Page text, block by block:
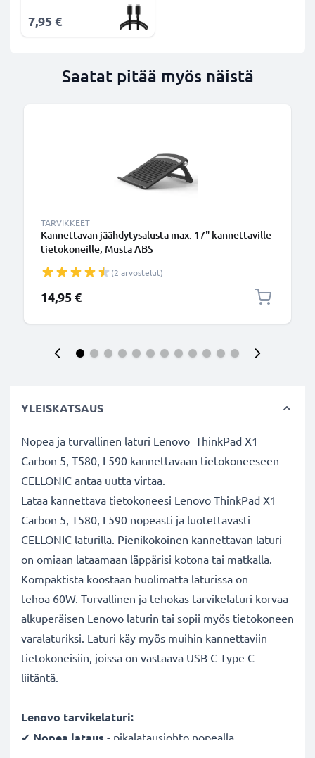
7,95 €
Saatat pitää myös näistä
TARVIKKEET
Kannettavan jäähdytysalusta max. 17" kannettaville
tietokoneille, Musta ABS
(2 arvostelut)
14,95 €
YLEISKATSAUS
Nopea ja turvallinen laturi Lenovo ThinkPad X1
Carbon 5, T580, L590 kannettavaan tietokoneeseen -
CELLONIC antaa uutta virtaa.
Lataa kannettava tietokoneesi Lenovo ThinkPad X1
Carbon 5, T580, L590 nopeasti ja luotettavasti
CELLONIC laturilla. Pienikokoinen kannettavan laturi
on omiaan lataamaan läppärisi kotona tai matkalla.
Kompaktista koostaan huolimatta laturissa on
tehoa 60W. Turvallinen ja tehokas tarvikelaturi korvaa
alkuperäisen Lenovo laturin tai sopii myös tietokoneen
varalaturiksi. Laturi käy myös muihin kannettaviin
tietokoneisiin, joissa on vastaava USB C Type C
liitäntä.
Lenovo tarvikelaturi:
✔ Nopea lataus - pikalatausjohto nopealla